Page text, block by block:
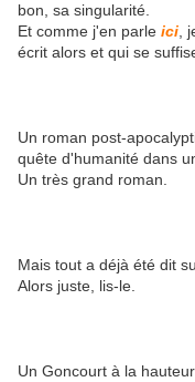
bon, sa singularité.
Et comme j'en parle ici ,
écrit alors et qui se
Un roman post-
quête d'humanité dans
Un très grand roman.
Mais tout a déjà été dit
Alors juste, lis-le.
Un Goncourt à la